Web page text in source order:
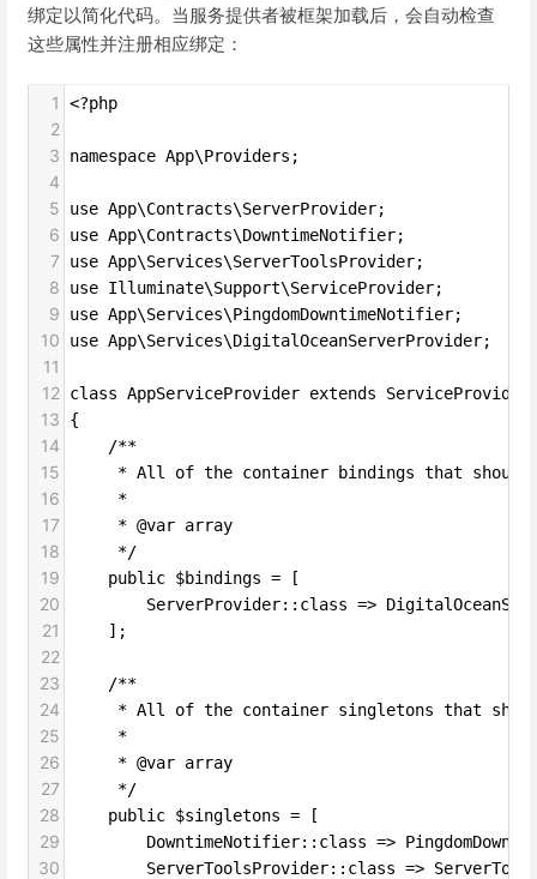
绑定以简化代码。当服务提供者被框架加载后，会自动检查
这些属性并注册相应绑定：
1 <?php
2
3
namespace App\Providers;
4
5
use App\Contracts\ServerProvider;
6 use App\Contracts\DowntimeNotifier;
7 use App\Services\ServerToolsProvider;
8 use Illuminate\Support\ServiceProvider;
9 use App\Services\PingdomDowntimeNotifier;
10 use App\Services\DigitalOceanServerProvider;
11
12 class AppServiceProvider extends ServiceProvider
13 {
14
    /**
15
* All of the container bindings that should
16
     *
17
     * @var array
18
     */
19
    public $bindings = [
20
ServerProvider::class =>
21
    ];
22
23
    /**
24
* All of the container singletons that
25
     *
26
     * @var array
27
     */
28
    public $singletons = [
29
DowntimeNotifier::class =>
30
ServerToolsProvider::class =>